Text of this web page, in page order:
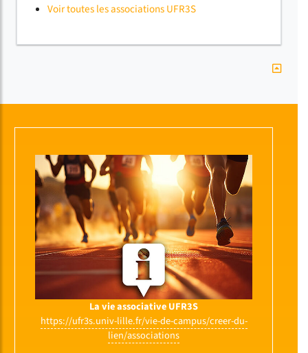
Voir toutes les associations UFR3S
La vie associative UFR3S
https://ufr3s.univ-lille.fr/vie-de-campus/creer-du-
lien/associations